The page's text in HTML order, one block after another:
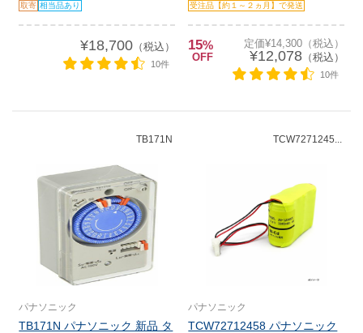
取寄 相当品あり
¥18,700（税込）
10件
受注品【約１～２ヵ月】で発送
15%
OFF
定価¥14,300（税込）
¥12,078（税込）
10件
TB171N
パナソニック
TB171N パナソニック 新品 タ
TCW7271245...
パナソニック
TCW72712458 パナソニック